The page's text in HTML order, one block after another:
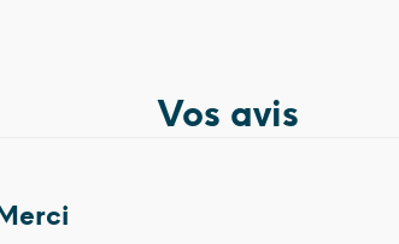
Vos avis
Merci